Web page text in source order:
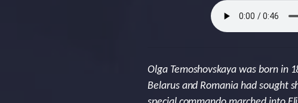
Olga Temoshovskaya was born in
Belarus and Romania had sought